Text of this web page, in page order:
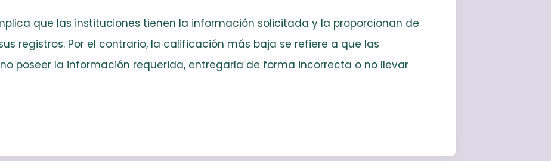
que las instituciones tienen la información solicitada y la proporcionan de
registros. Por el contrario, la calificación más baja se refiere a que las
poseer la información requerida, entregarla de forma incorrecta o no llevar